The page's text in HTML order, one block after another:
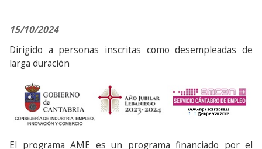
15/10/2024
Dirigido a personas inscritas como desempleadas de
larga duración
El programa AME es un programa financiado por el